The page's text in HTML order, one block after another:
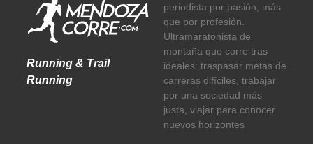
Running & Trail
Running
periodista por pasión, más
que por profesión.
Ultramaratonista de
montaña que corre tras
ideales: traspasar metas de
carreras difíciles, trabajar
por una sociedad más
justa, viajar para conocer
nuevos horizontes